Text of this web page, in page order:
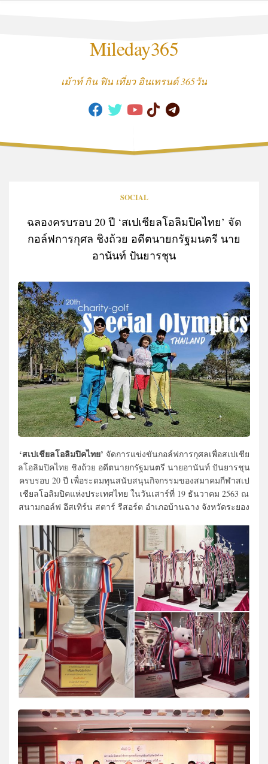
Mileday365
เม้าท์ กิน ฟิน เที่ยว อินเทรนด์ 365วัน
SOCIAL
ฉลองครบรอบ 20 ปี ‘สเปเชียลโอลิมปิคไทย’ จัด
กอล์ฟการกุศล ชิงถ้วย อดีตนายกรัฐมนตรี นาย
อานันท์ ปันยารชุน
‘สเปเชียลโอลิมปิคไทย’ จัดการแข่งขันกอล์ฟการกุศลเพื่อสเปเชีย
ลโอลิมปิคไทย ชิงถ้วย อดีตนายกรัฐมนตรี นายอานันท์ ปันยารชุน
ครบรอบ 20 ปี เพื่อระดมทุนสนับสนุนกิจกรรมของสมาคมกีฬาสเป
เชียลโอลิมปิคแห่งประเทศไทย ในวันเสาร์ที่ 19 ธันวาคม 2563 ณ
สนามกอล์ฟ อีสเทิร์น สตาร์ รีสอร์ต อำเภอบ้านฉาง จังหวัดระยอง